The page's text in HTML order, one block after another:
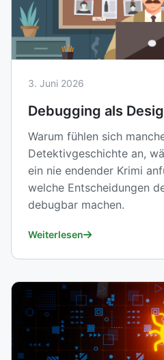
3. Juni 2026
Debugging als
Warum fühlen sich
Detektivgeschichte an,
ein nie endender Krimi
welche Entscheidungen
debugbar machen.
Weiterlesen